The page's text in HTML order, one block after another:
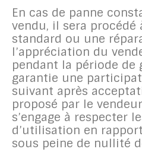
En cas de panne
vendu, il sera procédé
standard ou une
l’appréciation du
pendant la période de
garantie une
suivant après
proposé par le
s’engage à respecter
d’utilisation en
sous peine de nullité